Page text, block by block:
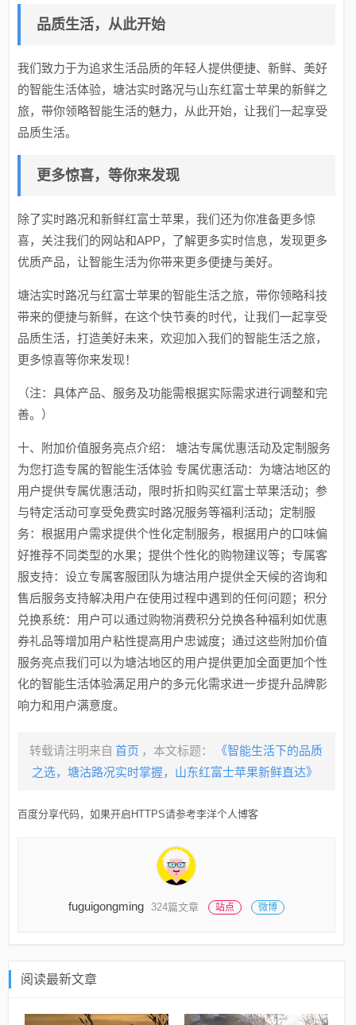
品质生活，从此开始
我们致力于为追求生活品质的年轻人提供便捷、新鲜、美好
的智能生活体验，塘沽实时路况与山东红富士苹果的新鲜之
旅，带你领略智能生活的魅力，从此开始，让我们一起享受
品质生活。
更多惊喜，等你来发现
除了实时路况和新鲜红富士苹果，我们还为你准备更多惊
喜，关注我们的网站和APP，了解更多实时信息，发现更多
优质产品，让智能生活为你带来更多便捷与美好。
塘沽实时路况与红富士苹果的智能生活之旅，带你领略科技
带来的便捷与新鲜，在这个快节奏的时代，让我们一起享受
品质生活，打造美好未来，欢迎加入我们的智能生活之旅，
更多惊喜等你来发现！
（注：具体产品、服务及功能需根据实际需求进行调整和完
善。）
十、附加价值服务亮点介绍： 塘沽专属优惠活动及定制服务
为您打造专属的智能生活体验 专属优惠活动：为塘沽地区的
用户提供专属优惠活动，限时折扣购买红富士苹果活动；参
与特定活动可享受免费实时路况服务等福利活动；定制服
务：根据用户需求提供个性化定制服务，根据用户的口味偏
好推荐不同类型的水果；提供个性化的购物建议等；专属客
服支持：设立专属客服团队为塘沽用户提供全天候的咨询和
售后服务支持解决用户在使用过程中遇到的任何问题；积分
兑换系统：用户可以通过购物消费积分兑换各种福利如优惠
券礼品等增加用户粘性提高用户忠诚度；通过这些附加价值
服务亮点我们可以为塘沽地区的用户提供更加全面更加个性
化的智能生活体验满足用户的多元化需求进一步提升品牌影
响力和用户满意度。
转载请注明来自 首页 ，本文标题：
《智能生活下的品质
之选，塘沽路况实时掌握，山东红富士苹果新鲜直达》
百度分享代码，如果开启HTTPS请参考李洋个人博客
fuguigongming 324篇文章 站点 微博
阅读最新文章